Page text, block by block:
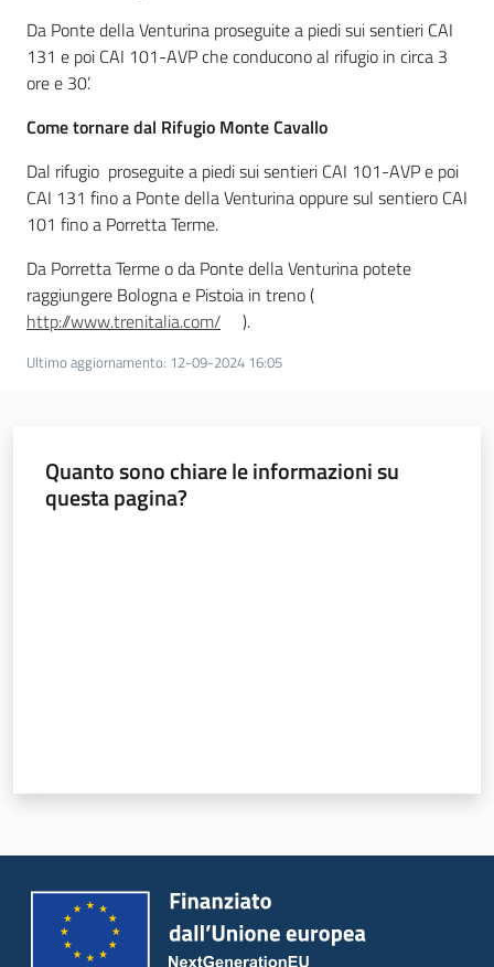
Novità
Servizi
Leggi Atti Bandi
Da Ponte della Venturina proseguite a piedi sui sentieri CAI
131 e poi CAI 101-AVP che conducono al rifugio in circa 3
ore e 30’.
Come tornare dal Rifugio Monte Cavallo
Dal rifugio proseguite a piedi sui sentieri CAI 101-AVP e poi
CAI 131 fino a Ponte della Venturina oppure sul sentiero CAI
101 fino a Porretta Terme.
Da Porretta Terme o da Ponte della Venturina potete
raggiungere Bologna e Pistoia in treno (
http://www.trenitalia.com/
).
Ultimo aggiornamento: 12-09-2024 16:05
Quanto sono chiare le informazioni su
questa pagina?